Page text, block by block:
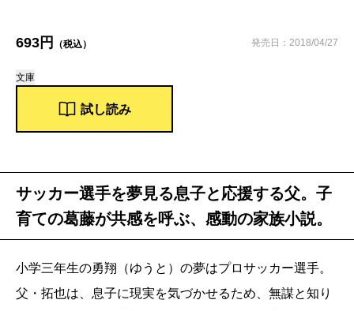
693円 （税込） 発売日：2018/04/27
文庫
試し読み
サッカー選手を夢見る息子と応援する父。子
育ての葛藤が共感を呼ぶ、感動の家族小説。
小学三年生の勇翔（ゆうと）の夢はプロサッカー選手。
父・拓也は、息子に現実を気づかせるため、無謀と知り